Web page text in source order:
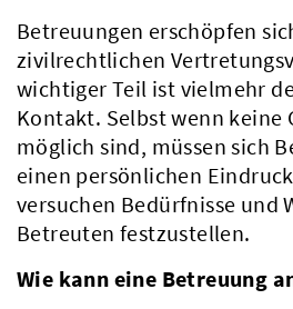
Betreuungen erschöpfen
zivilrechtlichen
wichtiger Teil ist vielmehr
Kontakt. Selbst wenn keine
möglich sind, müssen sich
einen persönlichen
versuchen Bedürfnisse und
Betreuten festzustellen.
Wie kann eine Betreuung